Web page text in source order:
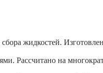
жидкостей.
Рассчитано на